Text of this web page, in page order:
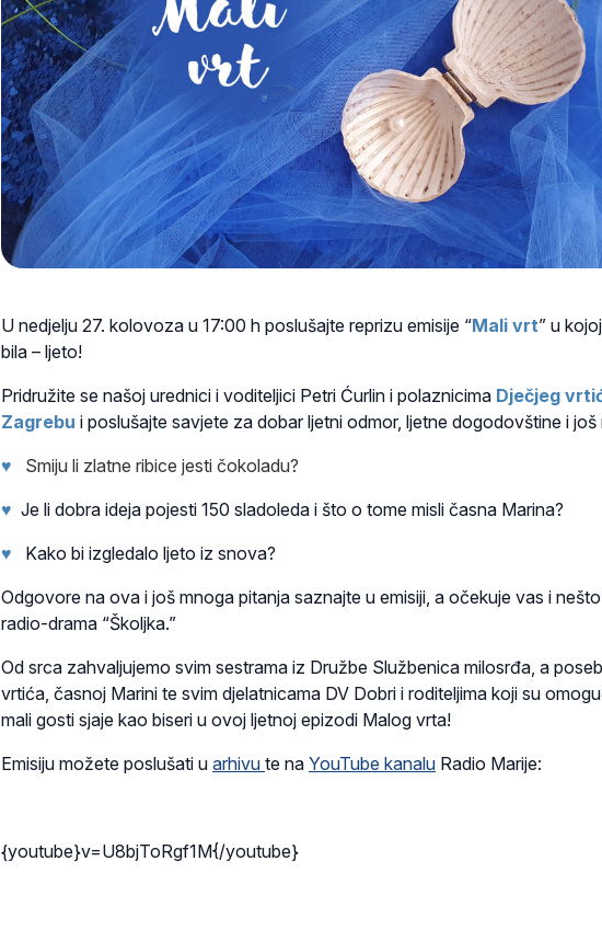
U nedjelju 27. kolovoza u 17:00 h poslušajte reprizu emisije “Mali vrt” u
bila – ljeto!
Pridružite se našoj urednici i voditeljici Petri Ćurlin i polaznicima Dječjeg
Zagrebu i poslušajte savjete za dobar ljetni odmor, ljetne dogodovštine i
♥ Smiju li zlatne ribice jesti čokoladu?
♥ Je li dobra ideja pojesti 150 sladoleda i što o tome misli časna Marina?
♥ Kako bi izgledalo ljeto iz snova?
Odgovore na ova i još mnoga pitanja saznajte u emisiji, a očekuje vas i
radio-drama “Školjka.”
Od srca zahvaljujemo svim sestrama iz Družbe Službenica milosrđa, a
vrtića, časnoj Marini te svim djelatnicama DV Dobri i roditeljima koji su
mali gosti sjaje kao biseri u ovoj ljetnoj epizodi Malog vrta!
Emisiju možete poslušati u arhivu te na YouTube kanalu Radio Marije:
{youtube}v=U8bjToRgf1M{/youtube}